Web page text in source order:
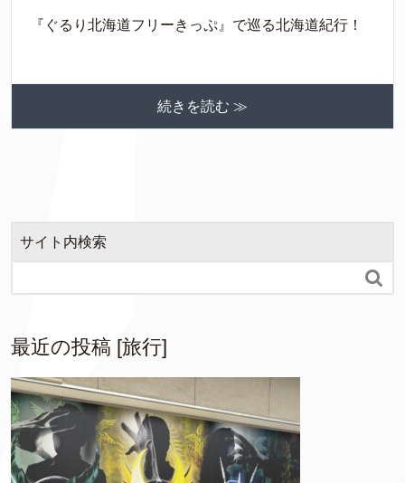
『ぐるり北海道フリーきっぷ』で巡る北海道紀行！
続きを読む ≫
サイト内検索

最近の投稿 [旅行]